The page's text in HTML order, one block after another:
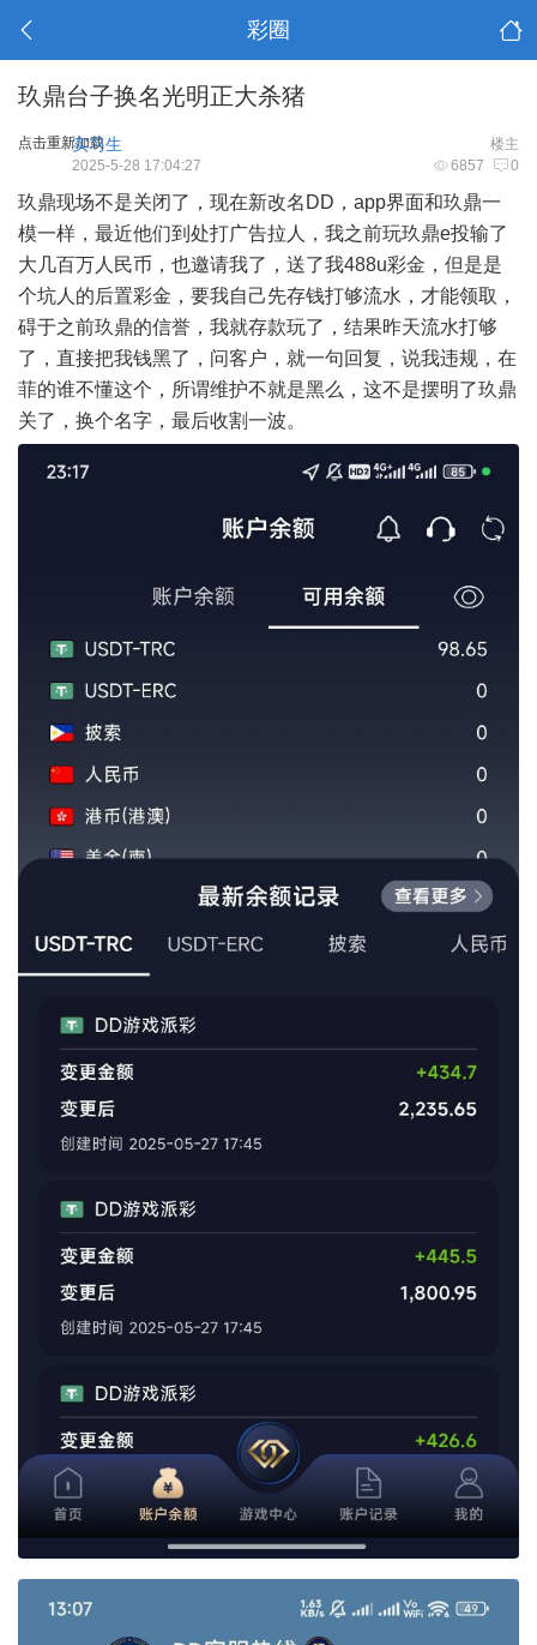
彩圈
玖鼎台子换名光明正大杀猪
点击重新加载 楼主
实习生
6857 0
2025-5-28 17:04:27
玖鼎现场不是关闭了，现在新改名DD，app界面和玖鼎一
模一样，最近他们到处打广告拉人，我之前玩玖鼎e投输了
大几百万人民币，也邀请我了，送了我488u彩金，但是是
个坑人的后置彩金，要我自己先存钱打够流水，才能领取，
碍于之前玖鼎的信誉，我就存款玩了，结果昨天流水打够
了，直接把我钱黑了，问客户，就一句回复，说我违规，在
菲的谁不懂这个，所谓维护不就是黑么，这不是摆明了玖鼎
关了，换个名字，最后收割一波。